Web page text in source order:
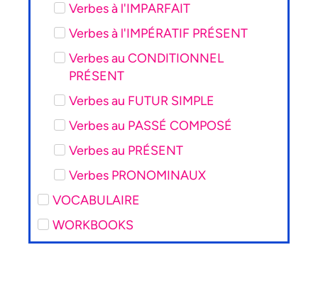
Verbes à l'IMPARFAIT
Verbes à l'IMPÉRATIF PRÉSENT
Verbes au CONDITIONNEL
PRÉSENT
Verbes au FUTUR SIMPLE
Verbes au PASSÉ COMPOSÉ
Verbes au PRÉSENT
Verbes PRONOMINAUX
VOCABULAIRE
WORKBOOKS